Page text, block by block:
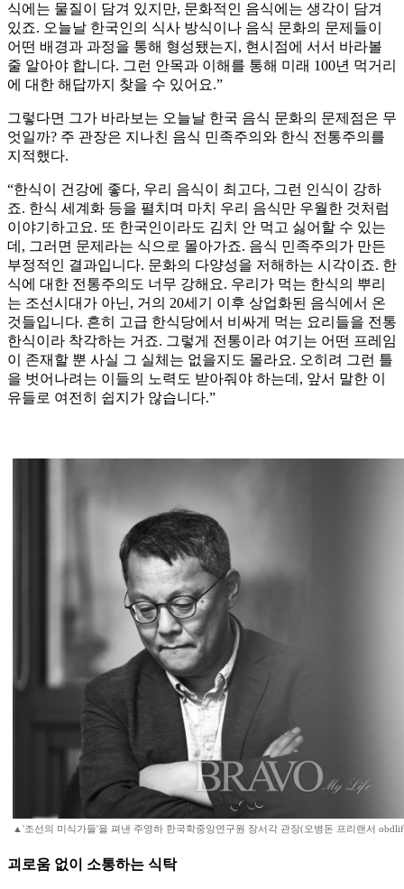
식에는 물질이 담겨 있지만, 문화적인 음식에는 생각이 담겨
있죠. 오늘날 한국인의 식사 방식이나 음식 문화의 문제들이
어떤 배경과 과정을 통해 형성됐는지, 현시점에 서서 바라볼
줄 알아야 합니다. 그런 안목과 이해를 통해 미래 100년 먹거리
에 대한 해답까지 찾을 수 있어요.”
그렇다면 그가 바라보는 오늘날 한국 음식 문화의 문제점은 무
엇일까? 주 관장은 지나친 음식 민족주의와 한식 전통주의를
지적했다.
“한식이 건강에 좋다, 우리 음식이 최고다, 그런 인식이 강하
죠. 한식 세계화 등을 펼치며 마치 우리 음식만 우월한 것처럼
이야기하고요. 또 한국인이라도 김치 안 먹고 싫어할 수 있는
데, 그러면 문제라는 식으로 몰아가죠. 음식 민족주의가 만든
부정적인 결과입니다. 문화의 다양성을 저해하는 시각이죠. 한
식에 대한 전통주의도 너무 강해요. 우리가 먹는 한식의 뿌리
는 조선시대가 아닌, 거의 20세기 이후 상업화된 음식에서 온
것들입니다. 흔히 고급 한식당에서 비싸게 먹는 요리들을 전통
한식이라 착각하는 거죠. 그렇게 전통이라 여기는 어떤 프레임
이 존재할 뿐 사실 그 실체는 없을지도 몰라요. 오히려 그런 틀
을 벗어나려는 이들의 노력도 받아줘야 하는데, 앞서 말한 이
유들로 여전히 쉽지가 않습니다.”
▲'조선의 미식가들'을 펴낸 주영하 한국학중앙연구원 장서각 관장(오병돈 프리랜서
괴로움 없이 소통하는 식탁